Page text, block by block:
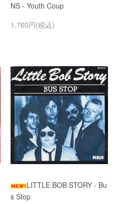
NS - Youth Coup
1,760円(税込)
LITTLE BOB STORY - Bu
s Stop